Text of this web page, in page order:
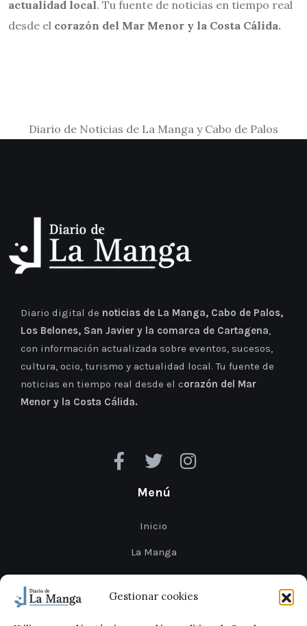
Gestionar cookies
actualidad local. Tu fuente de noticias en tiempo real
desde el corazón del Mar Menor y la Costa Cálida.
Diario de Noticias de La Manga y Cabo de Palos
Diario digital de noticias de La Manga, Cabo de Palos,
Los Belones, San Javier y la comarca de Cartagena,
con información actualizada sobre eventos, sucesos,
cultura, ocio, turismo y actualidad local. Tu fuente de
noticias en tiempo real desde el corazón del Mar
Menor y la Costa Cálida.
Menú
Inicio
La Manga
Cabo de Palos
Mar Menor